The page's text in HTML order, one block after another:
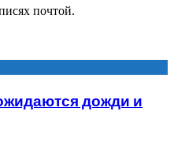
почтой.
дожди и